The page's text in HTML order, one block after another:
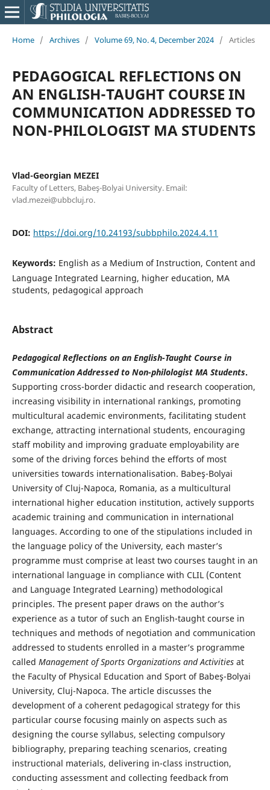
Home / Archives / Volume 69, No. 4, December 2024 / Articles
PEDAGOGICAL REFLECTIONS ON
AN ENGLISH-TAUGHT COURSE IN
COMMUNICATION ADDRESSED TO
NON-PHILOLOGIST MA STUDENTS
Vlad-Georgian MEZEI
Faculty of Letters, Babeş-Bolyai University. Email:
vlad.mezei@ubbcluj.ro.
DOI: https://doi.org/10.24193/subbphilo.2024.4.11
Keywords: English as a Medium of Instruction, Content and
Language Integrated Learning, higher education, MA
students, pedagogical approach
Abstract
Pedagogical Reflections on an English-Taught Course in
Communication Addressed to Non-philologist MA Students.
Supporting cross-border didactic and research cooperation,
increasing visibility in international rankings, promoting
multicultural academic environments, facilitating student
exchange, attracting international students, encouraging
staff mobility and improving graduate employability are
some of the driving forces behind the efforts of most
universities towards internationalisation. Babeş-Bolyai
University of Cluj-Napoca, Romania, as a multicultural
international higher education institution, actively supports
academic training and communication in international
languages. According to one of the stipulations included in
the language policy of the University, each master’s
programme must comprise at least two courses taught in an
international language in compliance with CLIL (Content
and Language Integrated Learning) methodological
principles. The present paper draws on the author’s
experience as a tutor of such an English-taught course in
techniques and methods of negotiation and communication
addressed to students enrolled in a master’s programme
called Management of Sports Organizations and Activitiesat
the Faculty of Physical Education and Sport of Babeş-Bolyai
University, Cluj-Napoca. The article discusses the
development of a coherent pedagogical strategy for this
particular course focusing mainly on aspects such as
designing the course syllabus, selecting compulsory
bibliography, preparing teaching scenarios, creating
instructional materials, delivering in-class instruction,
conducting assessment and collecting feedback from